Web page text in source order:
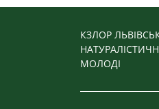
КЗЛОР
МОЛОДІ